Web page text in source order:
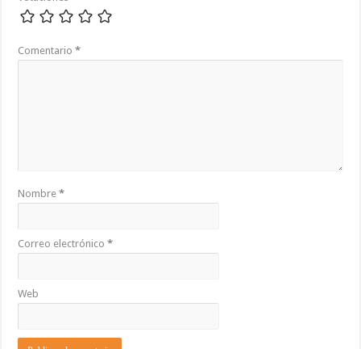
Comentario*
Nombre*
Correo electrónico*
Web